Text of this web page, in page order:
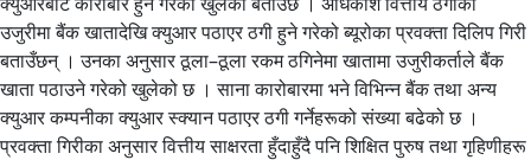
उजुरीमा बैंक खातादेखि क्युआर पठाएर ठगी हुने गरेको ब्यूरोका प्रवक्ता दिलिप गिरी
बताउँछन् । उनका अनुसार ठूला–ठूला रकम ठगिनेमा खातामा उजुरीकर्ताले बैंक
खाता पठाउने गरेको खुलेको छ । साना कारोबारमा भने विभिन्न बैंक तथा अन्य
क्युआर कम्पनीका क्युआर स्क्यान पठाएर ठगी गर्नेहरूको संख्या बढेको छ ।
प्रवक्ता गिरीका अनुसार वित्तीय साक्षरता हुँदाहुँदै पनि शिक्षित पुरुष तथा गृहिणीहरू